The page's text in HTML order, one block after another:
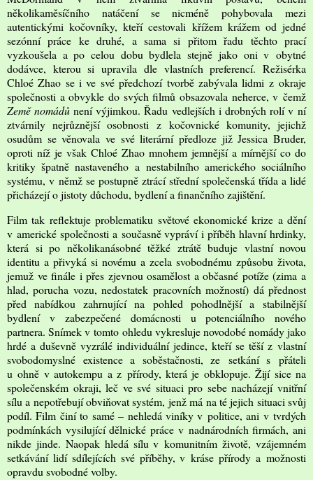
několikaměsíčního natáčení se nicméně pohybovala mezi
autentickými kočovníky, kteří cestovali křížem krážem od jedné
sezónní práce ke druhé, a sama si přitom řadu těchto prací
vyzkoušela a po celou dobu bydlela stejně jako oni v obytné
dodávce, kterou si upravila dle vlastních preferencí. Režisérka
Chloé Zhao se i ve své předchozí tvorbě zabývala lidmi z okraje
společnosti a obvykle do svých filmů obsazovala neherce, v čemž
Země nomádů není výjimkou. Řadu vedlejších i drobných rolí v ní
ztvárnily nejrůznější osobnosti z kočovnické komunity, jejichž
osudům se věnovala ve své literární předloze již Jessica Bruder,
oproti níž je však Chloé Zhao mnohem jemnější a mírnější co do
kritiky špatně nastaveného a nestabilního amerického sociálního
systému, v němž se postupně ztrácí střední společenská třída a lidé
přicházejí o jistoty důchodu, bydlení a finančního zajištění.
Film tak reflektuje problematiku světové ekonomické krize a dění
v americké společnosti a současně vypráví i příběh hlavní hrdinky,
která si po několikanásobné těžké ztrátě buduje vlastní novou
identitu a přivyká si novému a zcela svobodnému způsobu života,
jemuž ve finále i přes zjevnou osamělost a občasné potíže (zima a
hlad, porucha vozu, nedostatek pracovních možností) dá přednost
před nabídkou zahrnující na pohled pohodlnější a stabilnější
bydlení v zabezpečené domácnosti u potenciálního nového
partnera. Snímek v tomto ohledu vykresluje novodobé nomády jako
hrdé a duševně vyzrálé individuální jedince, kteří se těší z vlastní
svobodomyslné existence a soběstačnosti, ze setkání s přáteli
u ohně v autokempu a z přírody, která je obklopuje. Žijí sice na
společenském okraji, leč ve své situaci pro sebe nacházejí vnitřní
sílu a nepotřebují obviňovat systém, jenž má na té jejich situaci svůj
podíl. Film činí to samé – nehledá viníky v politice, ani v tvrdých
podmínkách vysilující dělnické práce v nadnárodních firmách, ani
nikde jinde. Naopak hledá sílu v komunitním životě, vzájemném
setkávání lidí sdílejících své příběhy, v kráse přírody a možnosti
opravdu svobodné volby.